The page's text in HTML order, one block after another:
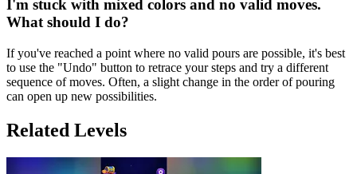
I'm stuck with mixed colors and no valid moves.
What should I do?
If you've reached a point where no valid pours are possible, it's best
to use the "Undo" button to retrace your steps and try a different
sequence of moves. Often, a slight change in the order of pouring
can open up new possibilities.
Related Levels